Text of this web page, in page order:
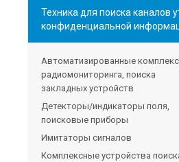
Техника для поиска каналов
конфиденциальной
Автоматизированные
радиомониторинга, поиска
закладных устройств
Детекторы/индикаторы поля,
поисковые приборы
Имитаторы сигналов
Комплексные устройства